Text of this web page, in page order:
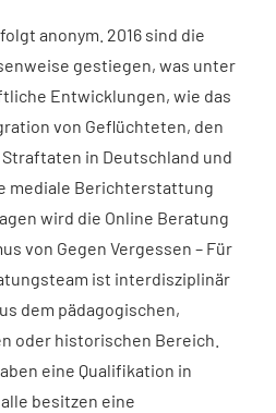
anonym. 2016 sind die
gestiegen, was unter
Entwicklungen, wie das
von Geflüchteten, den
in Deutschland und
mediale Berichterstattung
wird die Online Beratung
von Gegen Vergessen – Für
ist interdisziplinär
dem pädagogischen,
oder historischen Bereich.
eine Qualifikation in
besitzen eine